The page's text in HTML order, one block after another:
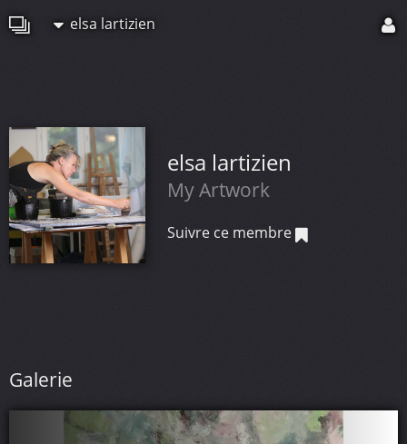
elsa lartizien
elsa lartizien
My Artwork
Suivre ce membre
Galerie